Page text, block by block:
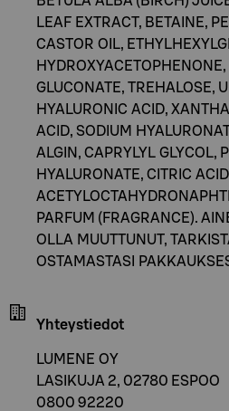
LEAF EXTRACT, BETAINE,
CASTOR OIL,
GLUCONATE, TREHALOSE,
HYALURONIC ACID,
ACID, SODIUM
ALGIN, CAPRYLYL GLYCOL,
HYALURONATE, CITRIC
PARFUM (FRAGRANCE).
OLLA MUUTTUNUT,
OSTAMASTASI
Yhteystiedot
LUMENE OY
LASIKUJA 2, 02780 ESPOO
0800 92220